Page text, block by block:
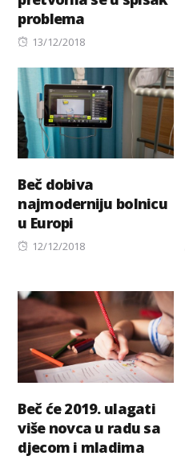
problema
Posted
13/12/2018
Beč dobiva
najmoderniju bolnicu
u Europi
Posted
12/12/2018
Beč će 2019. ulagati
više novca u radu sa
djecom i mladima